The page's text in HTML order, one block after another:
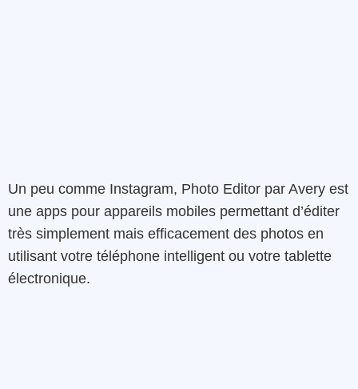
Un peu comme Instagram, Photo Editor par Avery est
une apps pour appareils mobiles permettant d’éditer
très simplement mais efficacement des photos en
utilisant votre téléphone intelligent ou votre tablette
électronique.